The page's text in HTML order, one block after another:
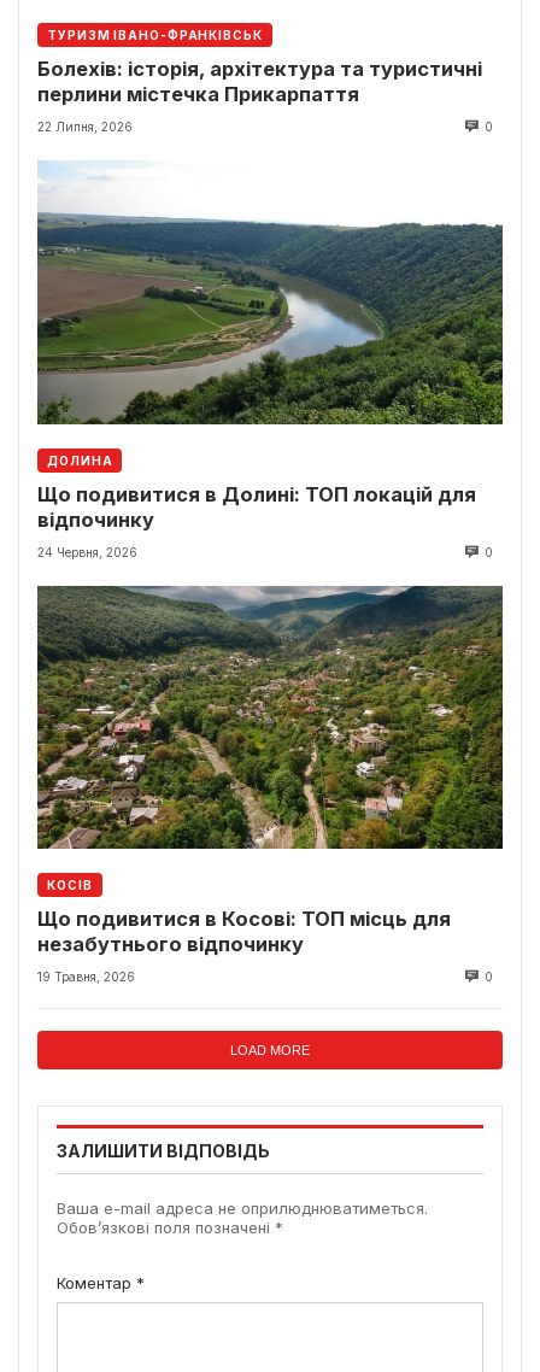
ТУРИЗМ ІВАНО-ФРАНКІВСЬК
Болехів: історія, архітектура та туристичні
перлини містечка Прикарпаття
22 Липня, 2026 0
ДОЛИНА
Що подивитися в Долині: ТОП локацій для
відпочинку
24 Червня, 2026 0
КОСІВ
Що подивитися в Косові: ТОП місць для
незабутнього відпочинку
19 Травня, 2026 0
LOAD MORE
ЗАЛИШИТИ ВІДПОВІДЬ
Ваша e-mail адреса не оприлюднюватиметься.
Обов’язкові поля позначені *
Коментар *